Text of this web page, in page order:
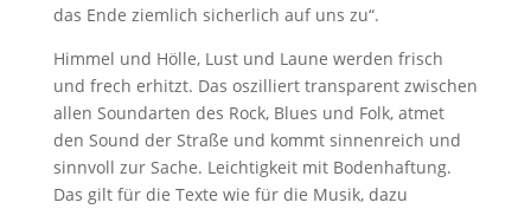
das Ende ziemlich sicherlich auf uns zu“.
Himmel und Hölle, Lust und Laune werden frisch
und frech erhitzt. Das oszilliert transparent zwischen
allen Soundarten des Rock, Blues und Folk, atmet
den Sound der Straße und kommt sinnenreich und
sinnvoll zur Sache. Leichtigkeit mit Bodenhaftung.
Das gilt für die Texte wie für die Musik, dazu